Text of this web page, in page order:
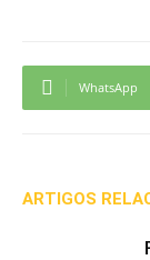
WhatsApp
ARTIGOS